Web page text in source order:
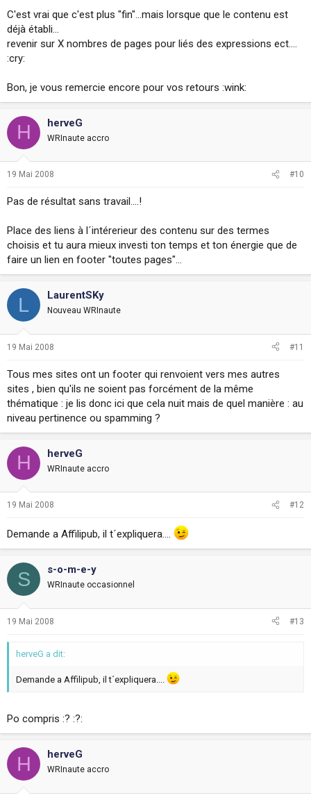
C'est vrai que c'est plus "fin"...mais lorsque que le contenu est
déjà établi...
revenir sur X nombres de pages pour liés des expressions ect....
:cry:
Bon, je vous remercie encore pour vos retours :wink:
H herveG
WRInaute accro
19 Mai 2008 #10
Pas de résultat sans travail....!
Place des liens à l´intérerieur des contenu sur des termes
choisis et tu aura mieux investi ton temps et ton énergie que de
faire un lien en footer "toutes pages"...
L LaurentSKy
Nouveau WRInaute
19 Mai 2008 #11
Tous mes sites ont un footer qui renvoient vers mes autres
sites , bien qu'ils ne soient pas forcément de la même
thématique : je lis donc ici que cela nuit mais de quel manière : au
niveau pertinence ou spamming ?
H herveG
WRInaute accro
19 Mai 2008 #12
Demande a Affilipub, il t´expliquera....
S s-o-m-e-y
WRInaute occasionnel
19 Mai 2008 #13
herveG a dit:
Demande a Affilipub, il t´expliquera....
Po compris :? :?:
H herveG
WRInaute accro